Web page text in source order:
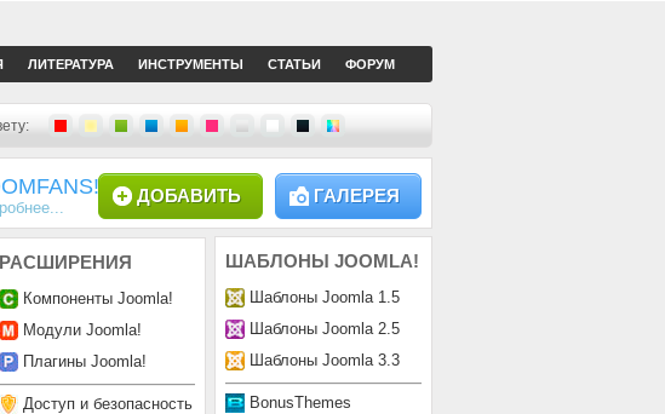
ЛИТЕРАТУРА ИНСТРУМЕНТЫ СТАТЬИ ФОРУМ
ГАЛЕРЕЯ
ДОБАВИТЬ
ШАБЛОНЫ JOOMLA!
Шаблоны Joomla 1.5
Шаблоны Joomla 2.5
Шаблоны Joomla 3.3
BonusThemes
РАСШИРЕНИЯ
Компоненты Joomla!
Модули Joomla!
Плагины Joomla!
Доступ и безопасность